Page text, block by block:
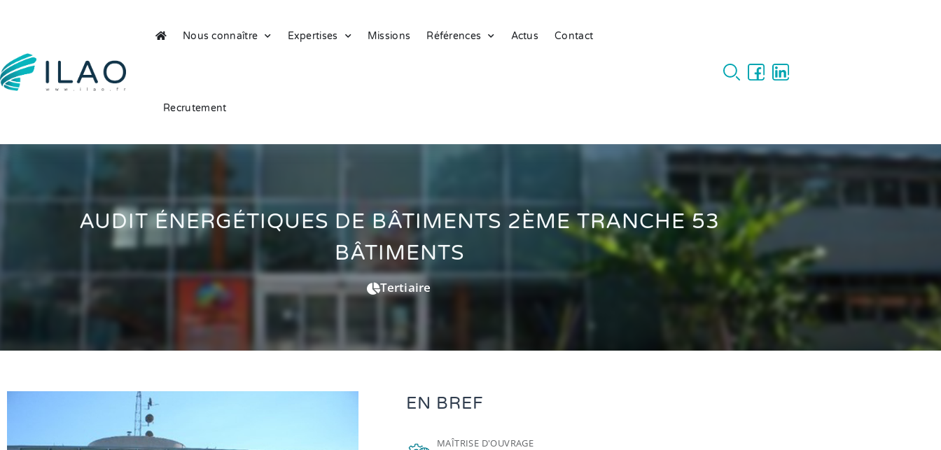
Nous connaître Expertises Missions Références Actus Contact
Recrutement
AUDIT ÉNERGÉTIQUES DE BÂTIMENTS 2ÈME TRANCHE 53
BÂTIMENTS
Tertiaire
EN BREF
MAÎTRISE D'OUVRAGE